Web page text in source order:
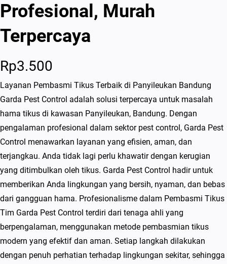
Profesional, Murah
Terpercaya
Rp3.500
Layanan Pembasmi Tikus Terbaik di Panyileukan Bandung
Garda Pest Control adalah solusi terpercaya untuk masalah
hama tikus di kawasan Panyileukan, Bandung. Dengan
pengalaman profesional dalam sektor pest control, Garda Pest
Control menawarkan layanan yang efisien, aman, dan
terjangkau. Anda tidak lagi perlu khawatir dengan kerugian
yang ditimbulkan oleh tikus. Garda Pest Control hadir untuk
memberikan Anda lingkungan yang bersih, nyaman, dan bebas
dari gangguan hama. Profesionalisme dalam Pembasmi Tikus
Tim Garda Pest Control terdiri dari tenaga ahli yang
berpengalaman, menggunakan metode pembasmian tikus
modern yang efektif dan aman. Setiap langkah dilakukan
dengan penuh perhatian terhadap lingkungan sekitar, sehingga